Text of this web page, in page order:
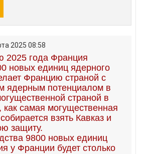
2025 08:58
2025 года Франция
новых единиц ядерного
Францию страной с
ядерным потенциалом в
страной в
самая могущественная
взять Кавказ и
защиту.
9800 новых единиц
у Франции будет столько